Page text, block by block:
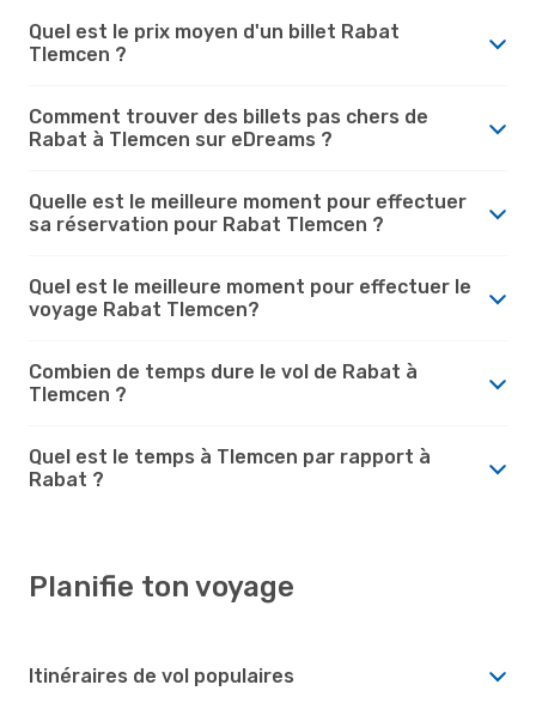
Quel est le prix moyen d'un billet Rabat
Tlemcen ?
Comment trouver des billets pas chers de
Rabat à Tlemcen sur eDreams ?
Quelle est le meilleure moment pour effectuer
sa réservation pour Rabat Tlemcen ?
Quel est le meilleure moment pour effectuer le
voyage Rabat Tlemcen?
Combien de temps dure le vol de Rabat à
Tlemcen ?
Quel est le temps à Tlemcen par rapport à
Rabat ?
Planifie ton voyage
Itinéraires de vol populaires